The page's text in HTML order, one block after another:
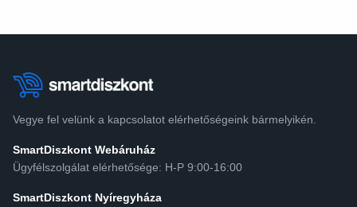
Vegye fel velünk a kapcsolatot elérhetőségeink bármelyikén.
SmartDiszkont Webáruház
Ügyfélszolgálat elérhetősége: H-P 9:00-16:00
SmartDiszkont Nyíregyháza